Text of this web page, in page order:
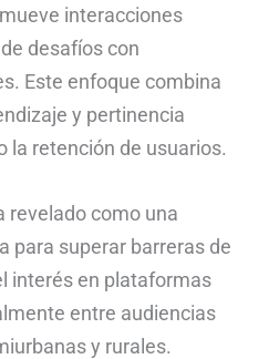
interacciones
desafíos con
Este enfoque combina
y pertinencia
la retención de usuarios.
revelado como una
para superar barreras de
interés en plataformas
entre audiencias
y rurales.